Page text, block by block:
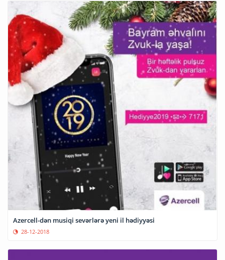
Azercell-dən musiqi sevərlərə yeni il hədiyyəsi
28-12-2018